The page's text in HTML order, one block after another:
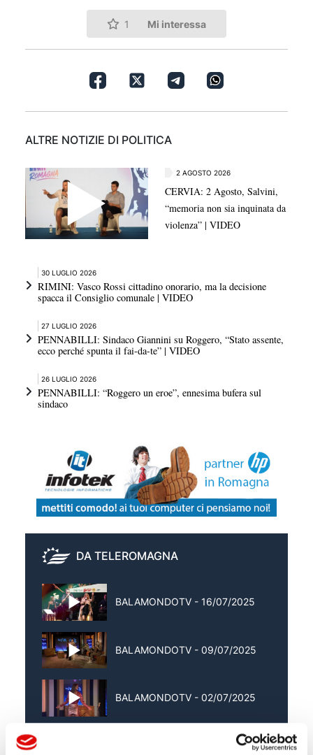
1 Mi interessa
ALTRE NOTIZIE DI POLITICA
2 AGOSTO 2026
CERVIA: 2 Agosto, Salvini,
“memoria non sia inquinata da
violenza” | VIDEO
30 LUGLIO 2026
RIMINI: Vasco Rossi cittadino onorario, ma la decisione
spacca il Consiglio comunale | VIDEO
27 LUGLIO 2026
PENNABILLI: Sindaco Giannini su Roggero, “Stato assente,
ecco perché spunta il fai-da-te” | VIDEO
26 LUGLIO 2026
PENNABILLI: “Roggero un eroe”, ennesima bufera sul
sindaco
DA TELEROMAGNA
BALAMONDOTV - 16/07/2025
BALAMONDOTV - 09/07/2025
BALAMONDOTV - 02/07/2025